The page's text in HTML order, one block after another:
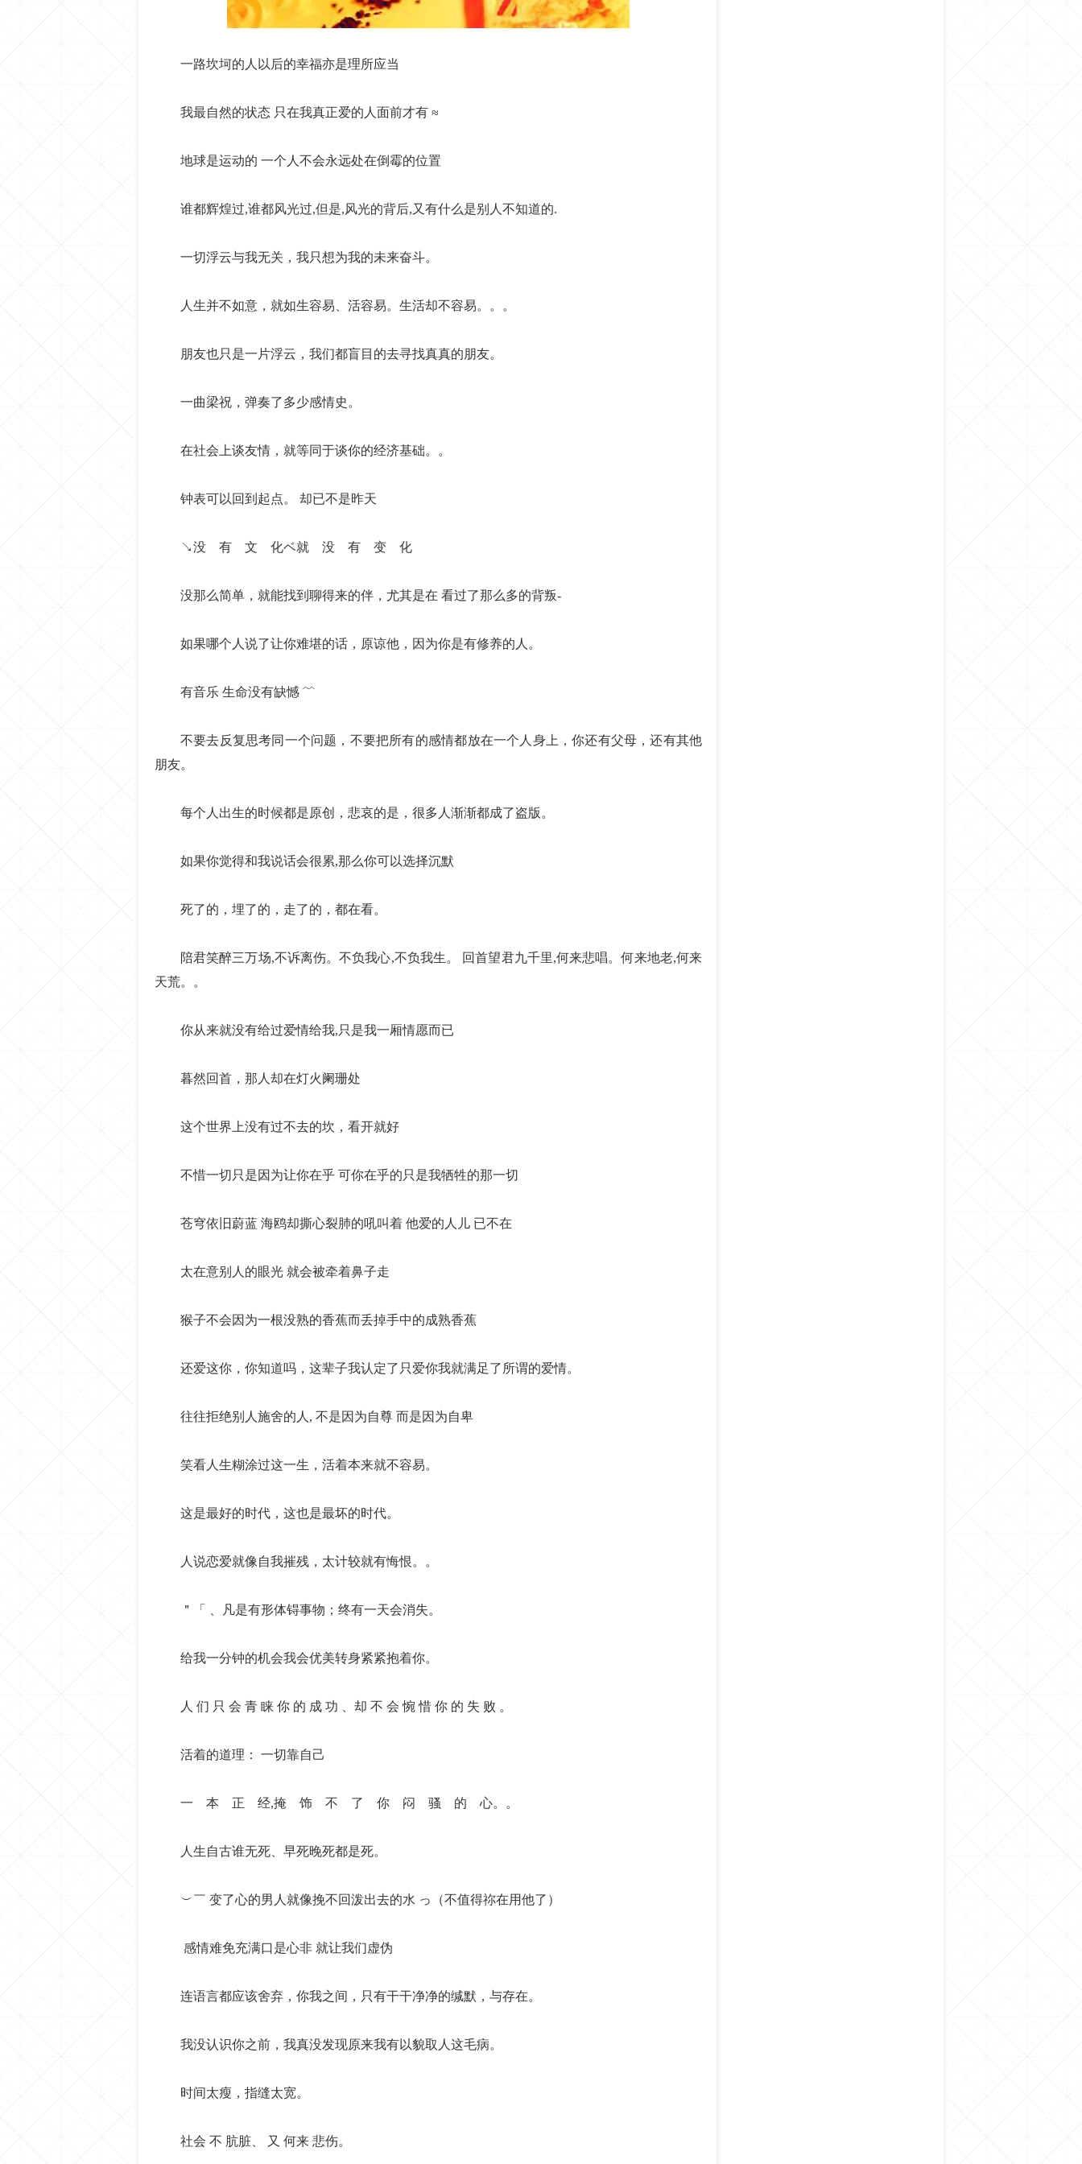
一路坎坷的人以后的幸福亦是理所应当
我最自然的状态 只在我真正爱的人面前才有 ≈
地球是运动的 一个人不会永远处在倒霉的位置
谁都辉煌过,谁都风光过,但是,风光的背后,又有什么是别人不知道的.
一切浮云与我无关，我只想为我的未来奋斗。
人生并不如意，就如生容易、活容易。生活却不容易。。。
朋友也只是一片浮云，我们都盲目的去寻找真真的朋友。
一曲梁祝，弹奏了多少感情史。
在社会上谈友情，就等同于谈你的经济基础。。
钟表可以回到起点。 却已不是昨天
↘没 有 文 化ベ就 没 有 变 化
没那么简单，就能找到聊得来的伴，尤其是在 看过了那么多的背叛-
如果哪个人说了让你难堪的话，原谅他，因为你是有修养的人。
有音乐 生命没有缺憾 ﹌
不要去反复思考同一个问题，不要把所有的感情都放在一个人身上，你还有父母，还有其他
朋友。
每个人出生的时候都是原创，悲哀的是，很多人渐渐都成了盗版。
如果你觉得和我说话会很累,那么你可以选择沉默
死了的，埋了的，走了的，都在看。
陪君笑醉三万场,不诉离伤。不负我心,不负我生。 回首望君九千里,何来悲唱。何来地老,何来
天荒。。
你从来就没有给过爱情给我,只是我一厢情愿而已
暮然回首，那人却在灯火阑珊处
这个世界上没有过不去的坎，看开就好
不惜一切只是因为让你在乎 可你在乎的只是我牺牲的那一切
苍穹依旧蔚蓝 海鸥却撕心裂肺的吼叫着 他爱的人儿 已不在
太在意别人的眼光 就会被牵着鼻子走
猴子不会因为一根没熟的香蕉而丢掉手中的成熟香蕉
还爱这你，你知道吗，这辈子我认定了只爱你我就满足了所谓的爱情。
往往拒绝别人施舍的人, 不是因为自尊 而是因为自卑
笑看人生糊涂过这一生，活着本来就不容易。
这是最好的时代，这也是最坏的时代。
人说恋爱就像自我摧残，太计较就有悔恨。。
＂「 、凡是有形体锝事物；终有一天会消失。
给我一分钟的机会我会优美转身紧紧抱着你。
人 们 只 会 青 睐 你 的 成 功 、却 不 会 惋 惜 你 的 失 败 。
活着的道理： 一切靠自己
一 本 正 经,掩 饰 不 了 你 闷 骚 的 心。。
人生自古谁无死、早死晚死都是死。
︶￣ 变了心的男人就像挽不回泼出去的水 っ（不值得祢在用他了）
感情难免充满口是心非 就让我们虚伪
连语言都应该舍弃，你我之间，只有干干净净的缄默，与存在。
我没认识你之前，我真没发现原来我有以貌取人这毛病。
时间太瘦，指缝太宽。
社会 不 肮脏、 又 何来 悲伤。